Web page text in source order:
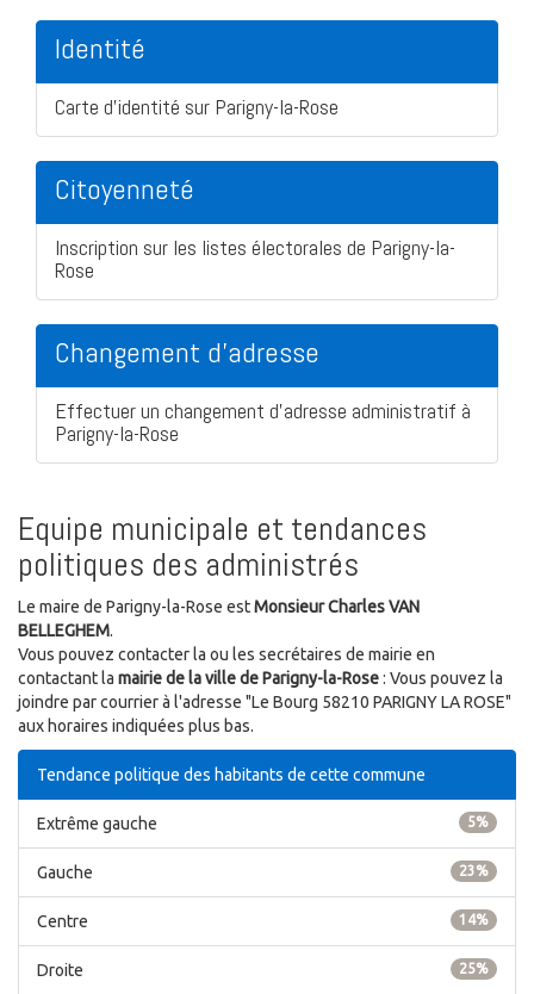
Identité
Carte d'identité sur Parigny-la-Rose
Citoyenneté
Inscription sur les listes électorales de Parigny-la-
Rose
Changement d'adresse
Effectuer un changement d'adresse administratif à
Parigny-la-Rose
Equipe municipale et tendances
politiques des administrés
Le maire de Parigny-la-Rose estMonsieur Charles VAN
BELLEGHEM.
Vous pouvez contacter la ou les secrétaires de mairie en
contactant la mairie de la ville de Parigny-la-Rose: Vous pouvez la
joindre par courrier à l'adresse "Le Bourg 58210 PARIGNY LA ROSE"
aux horaires indiquées plus bas.
Tendance politique des habitants de cette commune
5%
Extrême gauche
23%
Gauche
14%
Centre
25%
Droite